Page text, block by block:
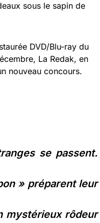
sous le sapin de
DVD/Blu-ray du
La Redak, en
nouveau concours.
se passent.
» préparent leur
mystérieux rôdeur